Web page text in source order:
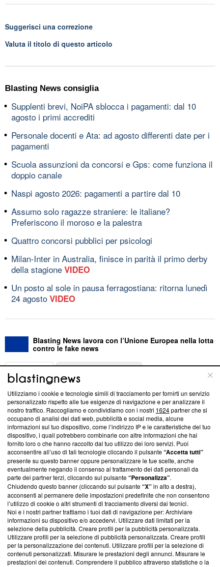
Suggerisci una correzione
Valuta il titolo di questo articolo
Blasting News consiglia
Supplenti brevi, NoiPA sblocca i pagamenti: dal 10
agosto i primi accrediti
Personale docenti e Ata: ad agosto differenti date per i
pagamenti
Scuola assunzioni da concorsi e Gps: come funziona il
doppio canale
Naspi agosto 2026: pagamenti a partire dal 10
Assumo solo ragazze straniere: le italiane?
Preferiscono il moroso e la palestra
Quattro concorsi pubblici per psicologi
Milan-Inter in Australia, finisce in parità il primo derby
della stagione VIDEO
Un posto al sole in pausa ferragostiana: ritorna lunedì
24 agosto VIDEO
Blasting News lavora con l’Unione Europea nella lotta
contro le fake news
ABOUT
Questa sezione offre informazioni trasparenti su Blasting
News, sui nostri processi editoriali e su come ci impegniamo a
creare news di qualità. Inoltre, afferma la nostra aderenza a
‘Trust Project - News with Integrity’Blasting News non è
ancora membro del programma, ma ha richiesto di farne
parte; Trust Project non ha ancora effettuato una verifica di
conformità agli standard.
Su di noi
Team editoriale
Corporate
Redazione
Informativa Privacy
Utilizziamo i cookie e tecnologie simili di tracciamento per fornirti un servizio
personalizzato rispetto alle tue esigenze di navigazione e per analizzare il
nostro traffico. Raccogliamo e condividiamo con i nostri 1624partner che si
occupano di analisi dei dati web, pubblicità e social media, alcune
informazioni sul tuo dispositivo, come l’indirizzo IP e le caratteristiche del tuo
dispositivo, i quali potrebbero combinarle con altre informazioni che hai
fornito loro o che hanno raccolto dal tuo utilizzo dei loro servizi. Puoi
acconsentire all’uso di tali tecnologie cliccando il pulsante“Accetta tutti”
presente su questo banner oppure personalizzare le tue scelte, anche
eventualmente negando il consenso al trattamento dei dati personali da
parte dei partner terzi, cliccando sul pulsante“Personalizza”.
Chiudendo questo banner (cliccando sul pulsante“X”in alto a destra),
acconsenti al permanere delle impostazioni predefinite che non consentono
l’utilizzo di cookie o altri strumenti di tracciamento diversi dai tecnici.
Noi e i nostri partner trattiamo i tuoi dati di navigazione per: Archiviare
informazioni su dispositivo e/o accedervi. Utilizzare dati limitati per la
selezione della pubblicità. Creare profili per la pubblicità personalizzata.
Utilizzare profili per la selezione di pubblicità personalizzata. Creare profili
per la personalizzazione dei contenuti. Utilizzare profili per la selezione di
contenuti personalizzati. Misurare le prestazioni degli annunci. Misurare le
prestazioni dei contenuti. Comprendere il pubblico attraverso statistiche o la